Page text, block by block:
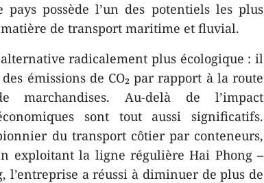
possède l’un des potentiels les plus
matière de transport maritime et fluvial.
radicalement plus écologique : il
émissions de CO₂ par rapport à la route
Au-delà de l’impact
sont tout aussi significatifs.
du transport côtier par conteneurs,
exploitant la ligne régulière Hai Phong –
l’entreprise a réussi à diminuer de plus de